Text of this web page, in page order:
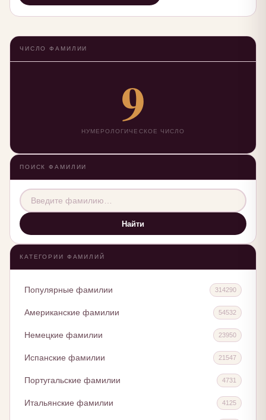
ЧИСЛО ФАМИЛИИ
9
НУМЕРОЛОГИЧЕСКОЕ ЧИСЛО
ПОИСК ФАМИЛИИ
Найти
КАТЕГОРИИ ФАМИЛИЙ
Популярные фамилии 314290
Американские фамилии 54532
Немецкие фамилии 23950
Испанские фамилии 21547
Португальские фамилии 4731
Итальянские фамилии 4125